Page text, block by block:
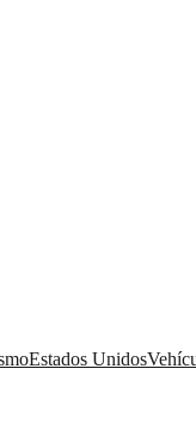
Estados Unidos